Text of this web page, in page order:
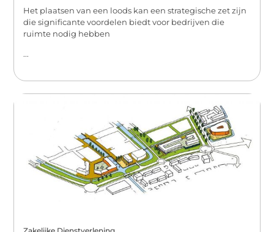
Het plaatsen van een loods kan een strategische zet zijn
die significante voordelen biedt voor bedrijven die
ruimte nodig hebben
...